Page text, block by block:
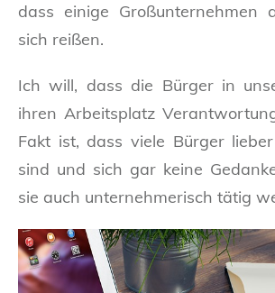
dass einige Großunternehmen
sich reißen.
Ich will, dass die Bürger in
ihren Arbeitsplatz
Fakt ist, dass viele Bürger
sind und sich gar keine
sie auch unternehmerisch tätig